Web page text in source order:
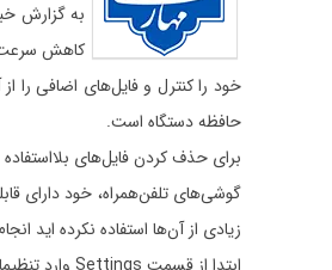
به گزارش
کاهش سرعت
خود را کنترل و فایل‌های اضافی را
حافظه دستگاه است.
برای حذف کردن فایل‌های
گوشی‌های تلفن‌همراه، خود دارای
زیادی از آن‌ها استفاده نکرده اید